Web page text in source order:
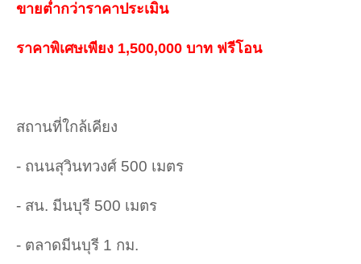
ขายต่ำกว่าราคาประเมิน
ราคาพิเศษเพียง 1,500,000 บาท ฟรีโอน
สถานที่ใกล้เคียง
- ถนนสุวินทวงศ์ 500 เมตร
- สน. มีนบุรี 500 เมตร
- ตลาดมีนบุรี 1 กม.